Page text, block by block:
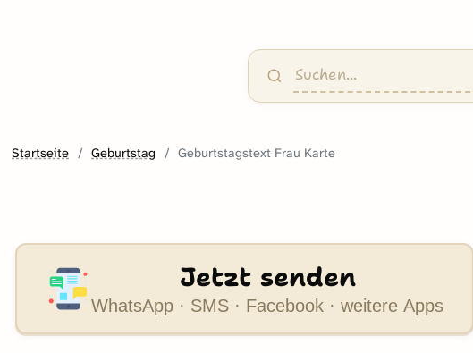
Startseite Geburtstag Geburtstagstext Frau Karte
Jetzt senden
WhatsApp · SMS · Facebook · weitere Apps